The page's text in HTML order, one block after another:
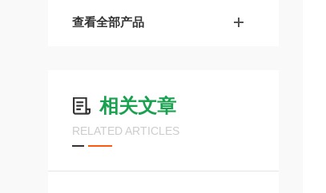
查看全部产品
相关文章
RELATED ARTICLES